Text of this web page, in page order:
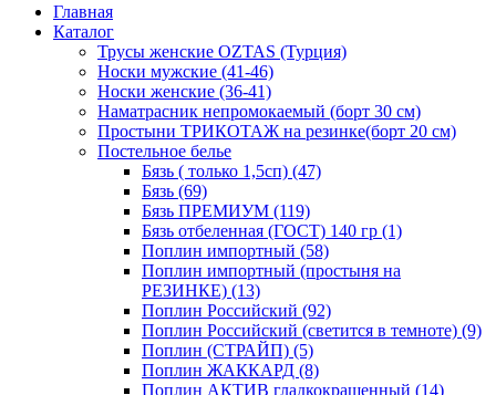
Главная
Каталог
Трусы женские OZTAS (Турция)
Носки мужские (41-46)
Носки женские (36-41)
Наматрасник непромокаемый (борт 30 см)
Простыни ТРИКОТАЖ на резинке(борт 20 см)
Постельное белье
Бязь ( только 1,5сп) (47)
Бязь (69)
Бязь ПРЕМИУМ (119)
Бязь отбеленная (ГОСТ) 140 гр (1)
Поплин импортный (58)
Поплин импортный (простыня на
РЕЗИНКЕ) (13)
Поплин Российский (92)
Поплин Российский (светится в темноте) (9)
Поплин (СТРАЙП) (5)
Поплин ЖАККАРД (8)
Поплин АКТИВ гладкокрашенный (14)